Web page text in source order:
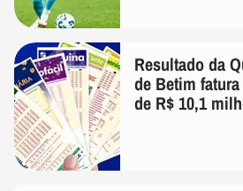
Resultado da
de Betim
de R$ 10,1